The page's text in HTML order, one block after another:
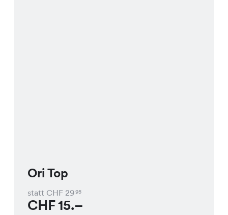
Ori Top
statt CHF 2995
CHF15.–